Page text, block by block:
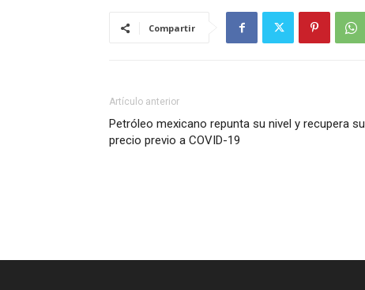
Compartir
Artículo anterior
Petróleo mexicano repunta su nivel y recupera su
precio previo a COVID-19